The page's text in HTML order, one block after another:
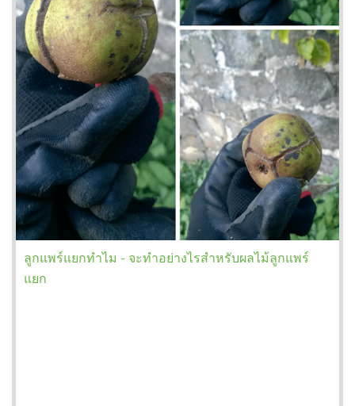
ลูกแพร์แยกทำไม - จะทำอย่างไรสำหรับผลไม้ลูกแพร์
แยก